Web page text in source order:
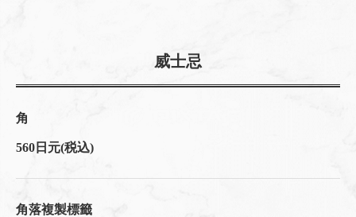
威士忌
角
560日元(税込)
角落複製標籤